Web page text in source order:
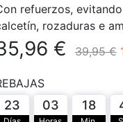
refuerzos,
rozaduras e
€ 39,95€
23 03 18